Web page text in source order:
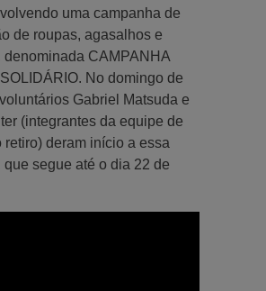
uma campanha de
de roupas, agasalhos e
denominada CAMPANHA
No domingo de
Gabriel Matsuda e
(integrantes da equipe de
retiro) deram início a essa
que segue até o dia 22 de